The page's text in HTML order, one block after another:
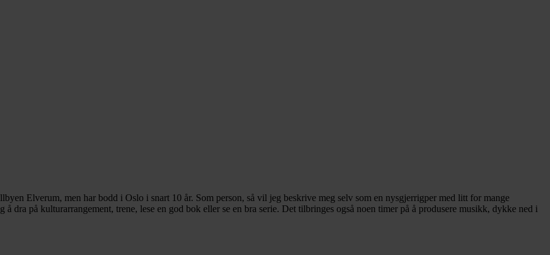
Elverum, men har bodd i Oslo i snart 10 år. Som person, så vil jeg beskrive meg selv som en nysgjerrigper med litt for mange
dra på kulturarrangement, trene, lese en god bok eller se en bra serie. Det tilbringes også noen timer på å produsere musikk, dykke ned i